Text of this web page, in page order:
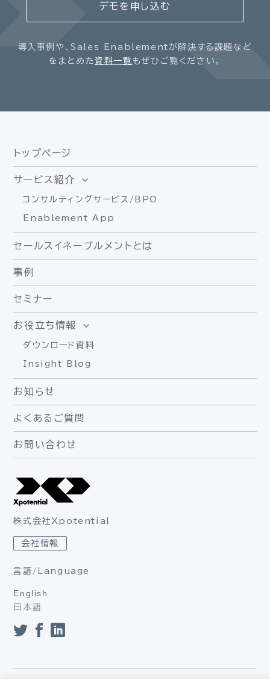
デモを申し込む
導入事例や、Sales Enablementが解決する課題など
をまとめた資料一覧 もぜひご覧ください。
トップページ
サービス紹介
コンサルティングサービス/BPO
Enablement App
セールスイネーブルメントとは
事例
セミナー
お役立ち情報
ダウンロード資料
Insight Blog
お知らせ
よくあるご質問
お問い合わせ
株式会社Xpotential
会社情報
言語/Language
English
日本語